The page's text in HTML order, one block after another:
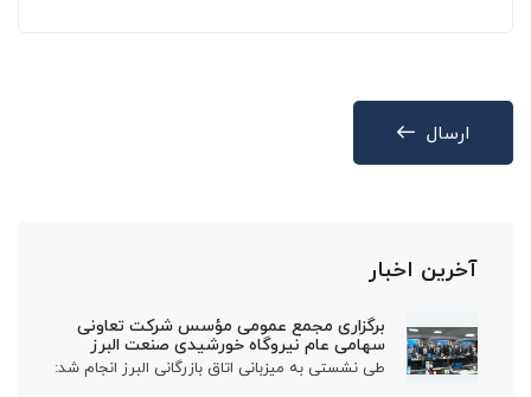
ارسال
آخرین اخبار
برگزاری مجمع عمومی مؤسس شرکت تعاونی
سهامی عام نیروگاه خورشیدی صنعت البرز
طی نشستی به میزبانی اتاق بازرگانی البرز انجام شد: